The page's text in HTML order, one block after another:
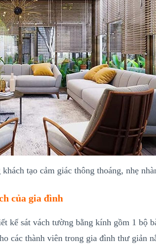
tạo cảm giác thông thoáng, nhẹ
của gia đình
kế sát vách tường bằng kính gồm 1 bộ
các thành viên trong gia đình thư giản